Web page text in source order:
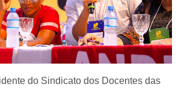
do Sindicato dos Docentes das